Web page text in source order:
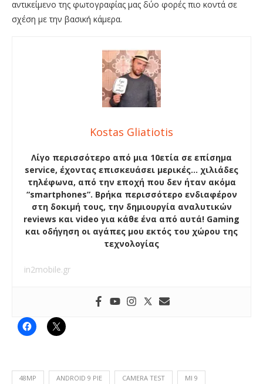
αντικείμενο της φωτογραφίας μας δύο φορές πιο κοντά σε
σχέση με την βασική κάμερα.
Kostas Gliatiotis
Λίγο περισσότερο από μια 10ετία σε επίσημα
service, έχοντας επισκευάσει μερικές… χιλιάδες
τηλέφωνα, από την εποχή που δεν ήταν ακόμα
“smartphones”. Βρήκα περισσότερο ενδιαφέρον
στη δοκιμή τους, την δημιουργία αναλυτικών
reviews και video για κάθε ένα από αυτά! Gaming
και οδήγηση οι αγάπες μου εκτός του χώρου της
τεχνολογίας
in2mobile.gr
48MP ANDROID 9 PIE CAMERA TEST MI 9